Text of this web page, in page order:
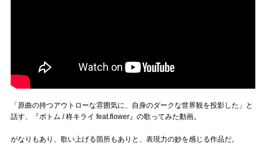
「原曲の持つアウトローな雰囲気に、自身のダークな世界観を投影した」と
話す、『ボトム / 柊キライ feat.flower』の歌ってみた動画。
がなりもあり、歌い上げる箇所もありと、表現力の妙を感じる作品だ。